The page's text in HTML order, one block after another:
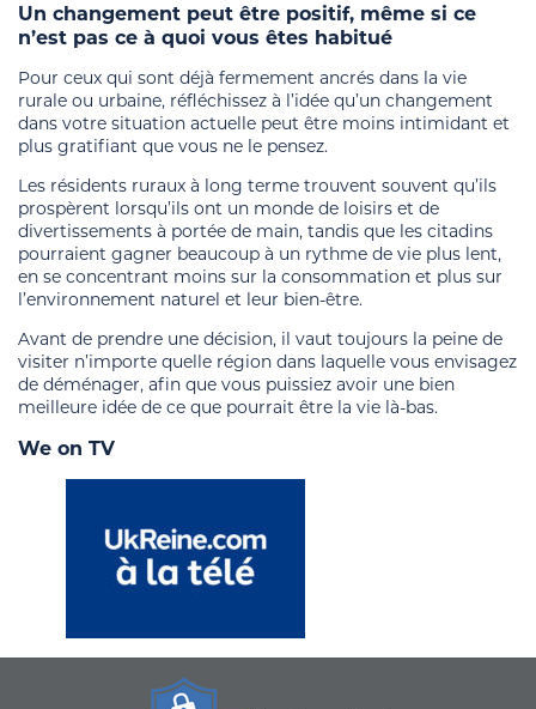
Un changement peut être positif, même si ce
n’est pas ce à quoi vous êtes habitué
Pour ceux qui sont déjà fermement ancrés dans la vie
rurale ou urbaine, réfléchissez à l’idée qu’un changement
dans votre situation actuelle peut être moins intimidant et
plus gratifiant que vous ne le pensez.
Les résidents ruraux à long terme trouvent souvent qu’ils
prospèrent lorsqu’ils ont un monde de loisirs et de
divertissements à portée de main, tandis que les citadins
pourraient gagner beaucoup à un rythme de vie plus lent,
en se concentrant moins sur la consommation et plus sur
l’environnement naturel et leur bien-être.
Avant de prendre une décision, il vaut toujours la peine de
visiter n’importe quelle région dans laquelle vous envisagez
de déménager, afin que vous puissiez avoir une bien
meilleure idée de ce que pourrait être la vie là-bas.
We on TV